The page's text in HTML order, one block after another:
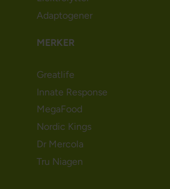
Adaptogener
MERKER
Greatlife
Innate Response
MegaFood
Nordic Kings
Dr Mercola
Tru Niagen